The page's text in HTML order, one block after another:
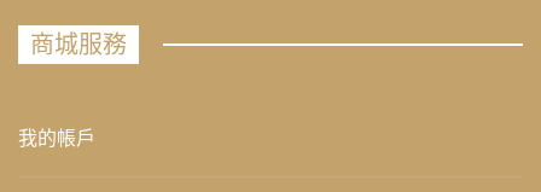
商城服務
我的帳戶